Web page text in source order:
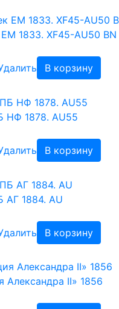
1833. XF45-AU50 BN
В корзину
НФ 1878. AU55
В корзину
АГ 1884. AU
В корзину
Александра II» 1856